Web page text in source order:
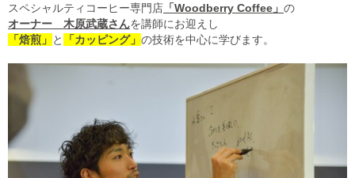
スペシャルティコーヒー専門店 「Woodberry Coffee」 の
オーナー 木原武蔵さんを講師にお迎えし
「焙煎」 と 「カッピング」 の技術を中心に学びます。